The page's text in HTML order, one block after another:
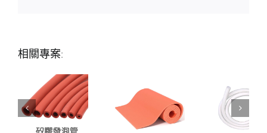
相關專案: